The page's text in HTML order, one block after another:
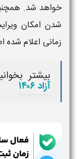
خواهد شد.
شدن امکان
زمانی اعلام‌ شده
بیشتر
آزاد ۱۴۰۶